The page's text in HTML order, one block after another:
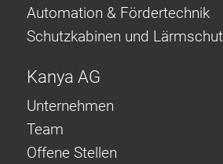
Automation & Fördertechnik
Schutzkabinen und
Kanya AG
Unternehmen
Team
Offene Stellen